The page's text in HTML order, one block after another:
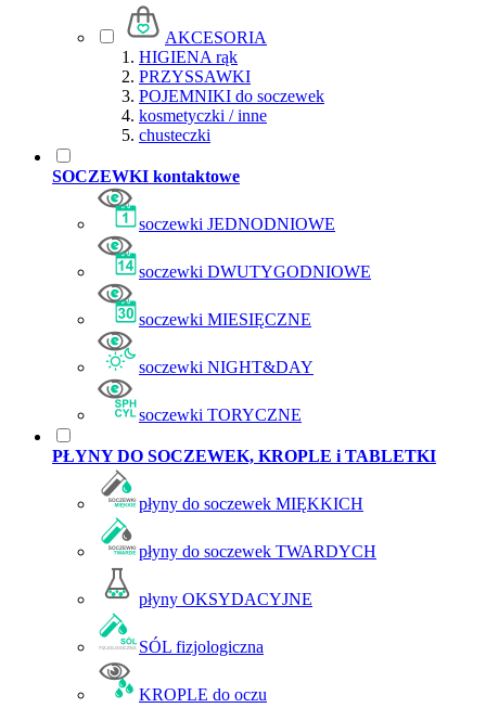
AKCESORIA
HIGIENA rąk
PRZYSSAWKI
POJEMNIKI do soczewek
kosmetyczki / inne
chusteczki
SOCZEWKI kontaktowe
soczewki JEDNODNIOWE
soczewki DWUTYGODNIOWE
soczewki MIESIĘCZNE
soczewki NIGHT&DAY
soczewki TORYCZNE
PŁYNY DO SOCZEWEK, KROPLE i TABLETKI
płyny do soczewek MIĘKKICH
płyny do soczewek TWARDYCH
płyny OKSYDACYJNE
SÓL fizjologiczna
KROPLE do oczu